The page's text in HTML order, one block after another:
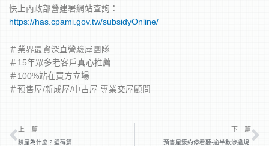
快上內政部營建署網站查詢：
https://has.cpami.gov.tw/subsidyOnline/
＃業界最資深直營驗屋團隊
＃15年眾多老客戶真心推薦
＃100%站在買方立場
＃預售屋/新成屋/中古屋 專業交屋顧問
上一頁
上一篇
驗屋為什麼？壁磚篇
下一篇
預售屋簽約停看聽-逾半數涉違規